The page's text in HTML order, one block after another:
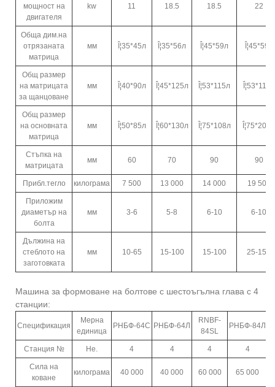
мощност на
двигателя
kw 11 18.5 18.5 22
Обща дим.на
отрязаната
матрица
мм Î¦35*45л Î¦35*56л Î¦45*59л Î¦45*59л
Общ размер
на матрицата
за щанцоване
мм Î¦40*90л Î¦45*125л Î¦53*115л Î¦53*112л
Общ размер
на основната
матрица
мм Î¦50*85л Î¦60*130л Î¦75*108л Î¦75*200л
Стъпка на
матрицата
мм 60 70 90 90
Прибл.тегло килограма 7 500 13 000 14 000 19 500
Приложим
диаметър на
болта
мм 3-6 5-8 6-10 6-10
Дължина на
стеблото на
заготовката
мм 10-65 15-100 15-100 25-152
Машина за формоване на болтове с шестоъгълна глава с 4
станции:
Спецификация
Мерна
единица
РНБФ-64С РНБФ-64Л
RNBF-
84SL
РНБФ-84Л
Станция № Не. 4 4 4 4
Сила на
коване
килограма 40 000 40 000 60 000 65 000